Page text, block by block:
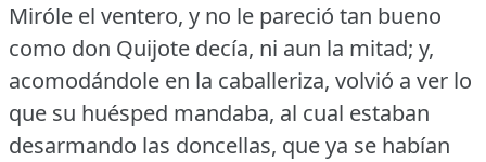
Miróle el ventero, y no le pareció tan bueno
como don Quijote decía, ni aun la mitad; y,
acomodándole en la caballeriza, volvió a ver lo
que su huésped mandaba, al cual estaban
desarmando las doncellas, que ya se habían